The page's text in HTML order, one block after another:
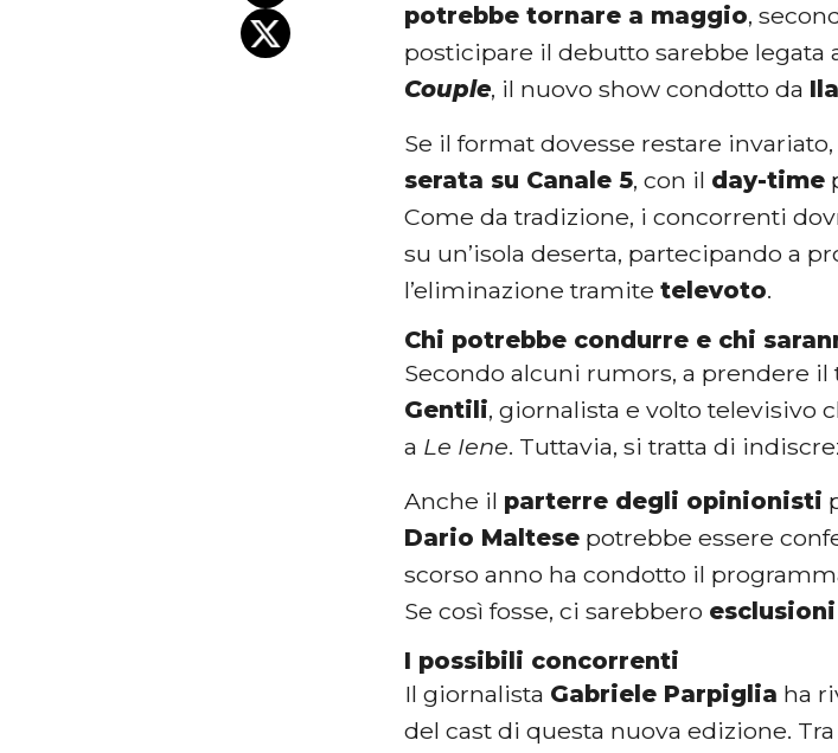
potrebbe tornare a maggio,
posticipare il debutto sarebbe legata
Couple, il nuovo show condotto da
Se il format dovesse restare
serata su Canale 5, con il day-time
Come da tradizione, i concorrenti
su un’isola deserta, partecipando a
l’eliminazione tramitetelevoto.
Chi potrebbe condurre e chi
Secondo alcuni rumors, a prendere
Gentili, giornalista e volto televisivo
a Le Iene. Tuttavia, si tratta di
Anche il parterre degli opinionisti
Dario Maltese potrebbe essere
scorso anno ha condotto il
Se così fosse, ci sarebbero
I possibili concorrenti
Il giornalista Gabriele Parpiglia ha
del cast di questa nuova edizione.